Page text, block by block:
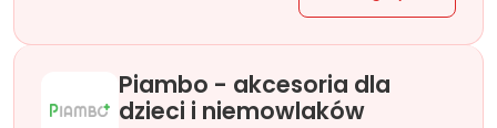
Piambo - akcesoria dla
dzieci i niemowlaków